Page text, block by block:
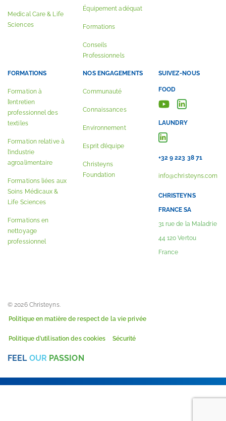
Medical Care & Life
Sciences
Équipement adéquat
Formations
Conseils
Professionnels
FORMATIONS
Formation à
l’entretien
professionnel des
textiles
Formation relative à
l’industrie
agroalimentaire
Formations liées aux
Soins Médicaux &
Life Sciences
Formations en
nettoyage
professionnel
NOS ENGAGEMENTS
Communauté
Connaissances
Environnement
Esprit d’équipe
Christeyns
Foundation
SUIVEZ-NOUS
FOOD
LAUNDRY
+32 9 223 38 71
info@christeyns.com
CHRISTEYNS
FRANCE SA
31 rue de la Maladrie
44 120 Vertou
France
© 2026 Christeyns.
Politique en matière de respect de la vie privée
Politique d’utilisation des cookies Sécurité
FEEL OUR PASSION